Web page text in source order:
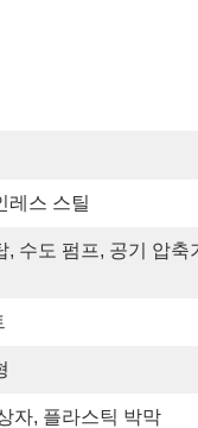
레스 스틸
, 수도 펌프, 공기 압축
자, 플라스틱 박막